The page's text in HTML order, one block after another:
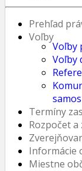
Prehľad
Voľby
Voľby
Voľby
Termíny
Rozpočet
Informácie
Miestne